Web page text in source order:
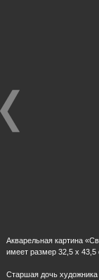
Музей-мемориал В.
Акварельная картина
имеет размер 32,5 х 43,5
Старшая дочь